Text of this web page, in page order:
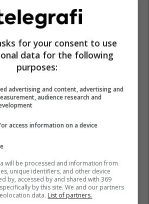
for your consent to use
data for the following
purposes:
advertising and content, advertising and
audience research and
access information on a device
will be processed and information from
unique identifiers, and other device
by, accessed by and shared with 369
by this site. We and our partners
data. List of partners.